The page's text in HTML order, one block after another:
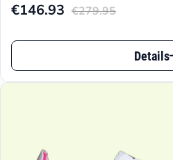
€279.95
Ursprünglicher
Preis
€279.95
€146.93
Aktueller
Preis
€146.93.
Dieses
Produkt
Details